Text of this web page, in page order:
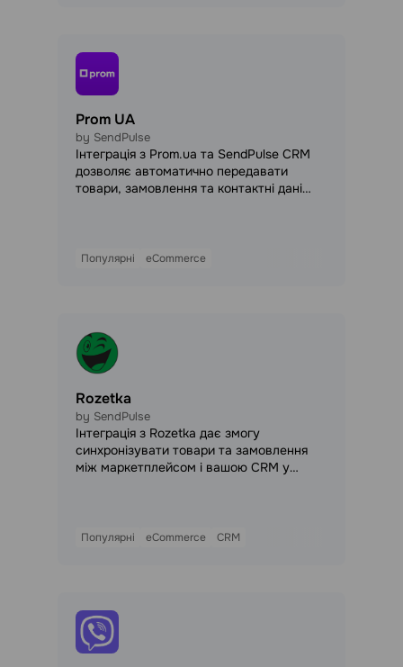
Prom UA
by SendPulse
Інтеграція з Prom.ua та SendPulse CRM
дозволяє автоматично передавати
товари, замовлення та контактні дані
ручну роботу.
Популярні eCommerce
Rozetka
by SendPulse
Інтеграція з Rozetka дає змогу
синхронізувати товари та замовлення
між маркетплейсом і вашою CRM у
CRM, а каталог товарів залишається
Популярні eCommerce CRM